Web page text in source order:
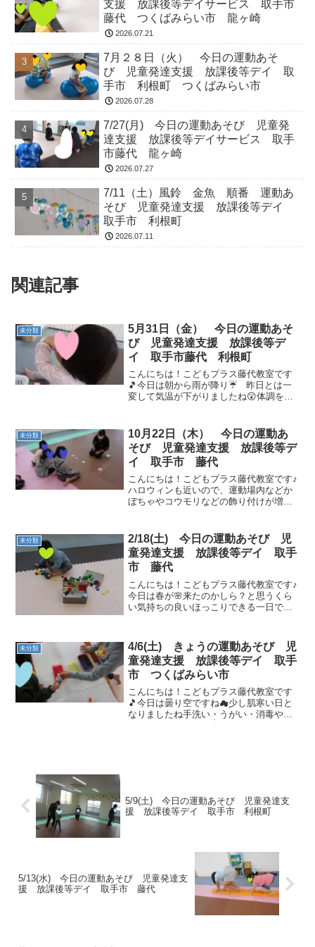
支援 放課後等デイサービス 取手市
藤代 つくばみらい市 龍ヶ崎
2026.07.21
7月２８日（火） 今日の運動あそ
び 児童発達支援 放課後等デイ 取
手市 利根町 つくばみらい市
2026.07.28
7/27(月) 今日の運動あそび 児童発
達支援 放課後等デイサービス 取手
市藤代 龍ヶ崎
2026.07.27
7/11（土）風鈴 金魚 順番 運動あ
そび 児童発達支援 放課後等デイ
取手市 利根町
2026.07.11
関連記事
未分類
5月31日（金） 今日の運動あそ
び 児童発達支援 放課後等デ
イ 取手市藤代 利根町
こんにちは！こどもプラス藤代教室です
🎵今日は朝から雨が降り☔ 昨日とは一
変して気温が下がりましたね😲体調を崩
分補給が出来ました💮運動あそびを始め
る前に電車の本を読みま...
未分類
10月22日（木） 今日の運動あ
そび 児童発達支援 放課後等デ
イ 取手市 藤代
こんにちは！こどもプラス藤代教室です♪
ハロウィンも近いので、運動場内などか
ぼちゃやコウモリなどの飾り付けが増え
は、言葉並び替えゲームから始めていき
ましょう。バラバラに並ん...
未分類
2/18(土) 今日の運動あそび 児
童発達支援 放課後等デイ 取手
市 藤代
こんにちは！こどもプラス藤代教室です♪
今日は春が🌸来たのかしら？と思うくら
い気持ちの良いほっこりできる一日でし
ょう🎒👒今日も元気なお友達が沢山遊び
に来てくれました💕うが...
未分類
4/6(土) きょうの運動あそび 児
童発達支援 放課後等デイ 取手
市 つくばみらい市
こんにちは！こどもプラス藤代教室です
🎵今日は曇り空ですね☁少し肌寒い日と
なりましたね手洗い・うがい・消毒や水
5/9(土) 今日の運動あそび 児童発達支
援 放課後等デイ 取手市 利根町
5/13(水) 今日の運動あそび 児童発達支
援 放課後等デイ 取手市 藤代